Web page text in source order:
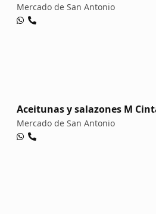
Mercado de San Antonio
Aceitunas y salazones M
Mercado de San Antonio